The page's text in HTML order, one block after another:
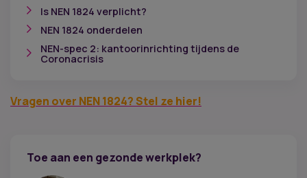
Is NEN 1824 verplicht?
NEN 1824 onderdelen
NEN-spec 2: kantoorinrichting tijdens de
Coronacrisis
Vragen over NEN 1824? Stel ze hier!
Toe aan een gezonde werkplek?